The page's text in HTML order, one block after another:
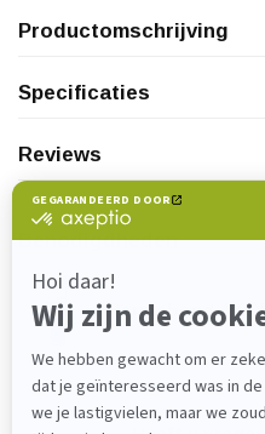
Productomschrijving
Specificaties
Reviews
Benodigdheden
PERMABOND
Permabond A
Op voorraad